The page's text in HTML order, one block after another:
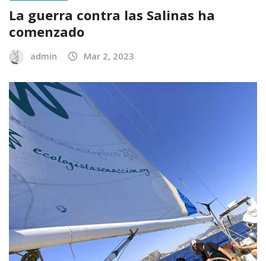
La guerra contra las Salinas ha
comenzado
admin Mar 2, 2023